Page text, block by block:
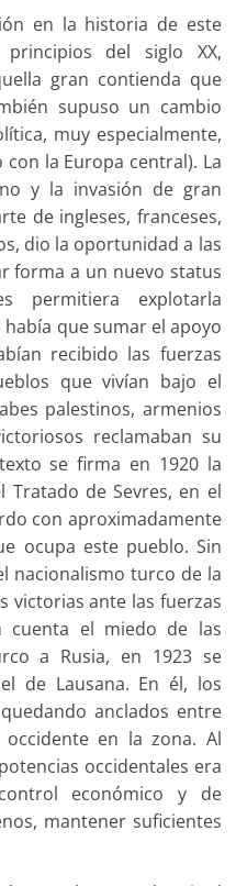
en la historia de este
del siglo XX,
gran contienda que
supuso un cambio
muy especialmente,
la Europa central). La
y la invasión de gran
de ingleses, franceses,
dio la oportunidad a las
forma a un nuevo status
explotarla
que sumar el apoyo
recibido las fuerzas
que vivían bajo el
palestinos, armenios
reclamaban su
se firma en 1920 la
de Sevres, en el
con aproximadamente
ocupa este pueblo. Sin
nacionalismo turco de la
victorias ante las fuerzas
cuenta el miedo de las
a Rusia, en 1923 se
de Lausana. En él, los
anclados entre
en la zona. Al
occidentales era
económico y de
mantener suficientes